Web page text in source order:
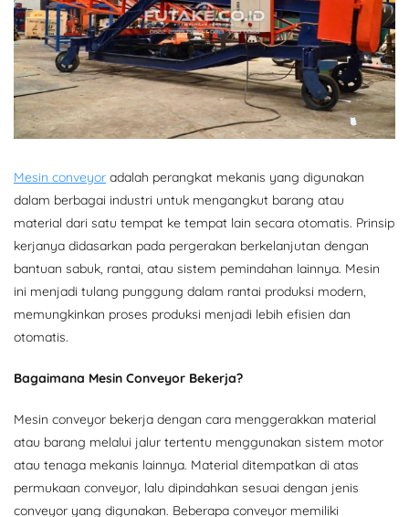
Mesin conveyor adalah perangkat mekanis yang digunakan
dalam berbagai industri untuk mengangkut barang atau
material dari satu tempat ke tempat lain secara otomatis. Prinsip
kerjanya didasarkan pada pergerakan berkelanjutan dengan
bantuan sabuk, rantai, atau sistem pemindahan lainnya. Mesin
ini menjadi tulang punggung dalam rantai produksi modern,
memungkinkan proses produksi menjadi lebih efisien dan
otomatis.
Bagaimana Mesin Conveyor Bekerja?
Mesin conveyor bekerja dengan cara menggerakkan material
atau barang melalui jalur tertentu menggunakan sistem motor
atau tenaga mekanis lainnya. Material ditempatkan di atas
permukaan conveyor, lalu dipindahkan sesuai dengan jenis
conveyor yang digunakan. Beberapa conveyor memiliki